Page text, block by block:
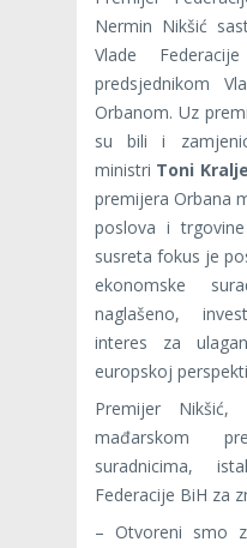
Nermin Nikšić
Vlade
predsjednikom
Orbanom. Uz
su bili i
ministri Toni
premijera Orbana
poslova i
susreta fokus je
ekonomske
naglašeno,
interes za
europskoj
Premijer Nikšić,
mađarskom
suradnicima,
Federacije BiH za
– Otvoreni smo